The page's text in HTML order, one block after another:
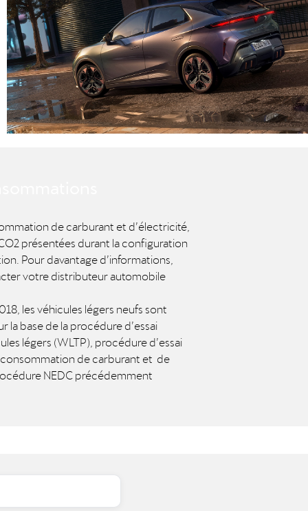
de carburant et d’électricité,
présentées durant la configuration
Pour davantage d’informations,
votre distributeur automobile
les véhicules légers neufs sont
la base de la procédure d’essai
légers (WLTP), procédure d’essai
de carburant et de
NEDC précédemment